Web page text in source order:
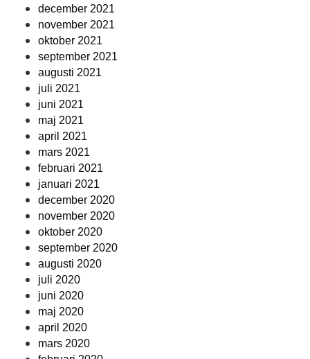
december 2021
november 2021
oktober 2021
september 2021
augusti 2021
juli 2021
juni 2021
maj 2021
april 2021
mars 2021
februari 2021
januari 2021
december 2020
november 2020
oktober 2020
september 2020
augusti 2020
juli 2020
juni 2020
maj 2020
april 2020
mars 2020